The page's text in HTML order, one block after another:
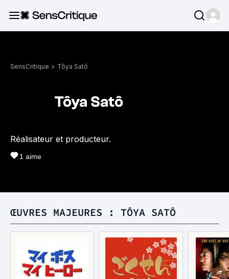
SensCritique > Tôya Satô
Tôya Satô
Réalisateur et producteur.
1 aime
ŒUVRES MAJEURES : TÔYA SATÔ